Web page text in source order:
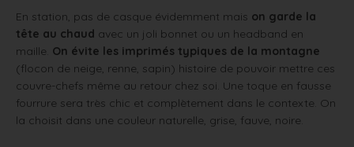
En station, pas de casque évidemment mais on garde la
tête au chaud avec un joli bonnet ou un headband en
maille. On évite les imprimés typiques de la montagne
(flocon de neige, renne, sapin) histoire de pouvoir mettre ces
couvre-chefs même au retour chez soi. Une toque en fausse
fourrure sera très chic et complètement dans le contexte. On
la choisit dans une couleur naturelle, grise, fauve, noire.